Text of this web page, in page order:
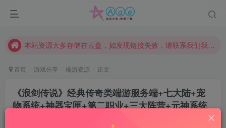
本网站的文章部分内容可能来源于网络，仅供大家学习与参考，如有侵权，请联系站长QQ466107887进行删除处理。
本站资源大多存储在云盘，如发现链接失效，请联系我们我们会第一时间更新。
请勿相信任何评论区广告！以免上当受骗！
本网站的文章部分内容可能来源于网络，仅供大家学习与参考，如有侵权，请联系站长QQ466107887进行删除处理。
首页 游戏分享 端游资源 正文
《浪剑传说》经典传奇类端游服务端+七大陆+宠
物系统+神器宝匣+第二职业+三大阵营+元神系统